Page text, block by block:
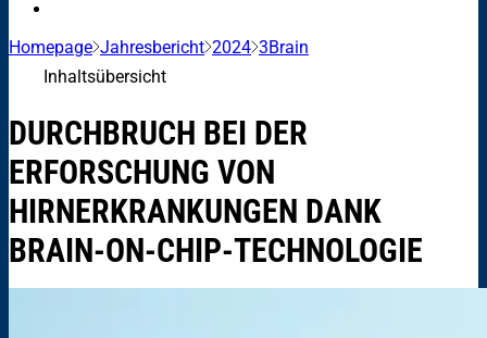
Homepage Jahresbericht 2024 3Brain
Inhaltsübersicht
DURCHBRUCH BEI DER
ERFORSCHUNG VON
HIRNERKRANKUNGEN DANK
BRAIN-ON-CHIP-TECHNOLOGIE